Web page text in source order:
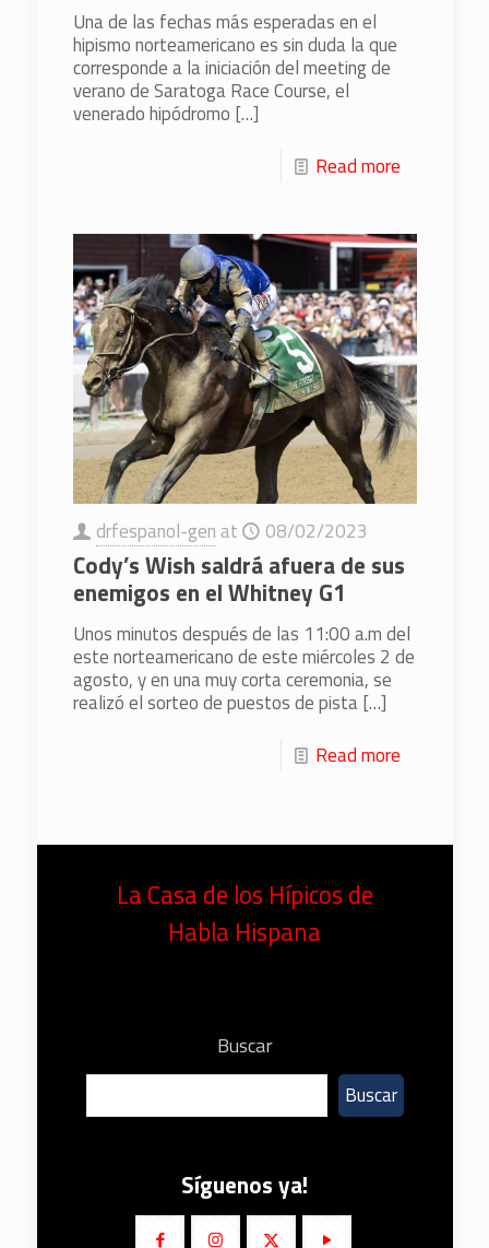
Una de las fechas más esperadas en el
hipismo norteamericano es sin duda la que
corresponde a la iniciación del meeting de
verano de Saratoga Race Course, el
venerado hipódromo […]
Read more
drfespanol-gen at 08/02/2023
Cody’s Wish saldrá afuera de sus
enemigos en el Whitney G1
Unos minutos después de las 11:00 a.m del
este norteamericano de este miércoles 2 de
agosto, y en una muy corta ceremonia, se
realizó el sorteo de puestos de pista[…]
Read more
La Casa de los Hípicos de
Habla Hispana
Buscar
Buscar
Síguenos ya!